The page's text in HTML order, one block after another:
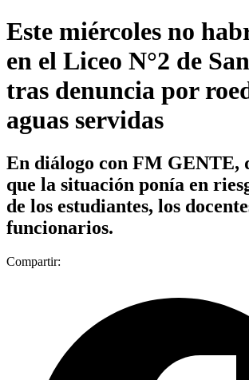
Este miércoles no
en el Liceo N°2 de
tras denuncia por
aguas servidas
En diálogo con FM GENTE,
que la situación ponía en
de los estudiantes, los
funcionarios.
Compartir: